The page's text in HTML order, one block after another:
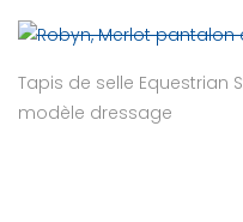
Tapis de selle Equestrian
modèle dressage